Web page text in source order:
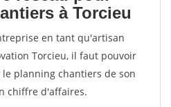
à Torcieu
en tant qu'artisan
Torcieu, il faut pouvoir
planning chantiers de son
chiffre d'affaires.